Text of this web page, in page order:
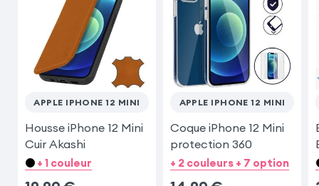
Xiaomi Redmi 15C iPhone 16
Samsung Galaxy S23
APPLE IPHONE 12 MINI
Housse iPhone 12 Mini
Cuir Akashi
+ 1 couleur
APPLE IPHONE 12 MINI
Coque iPhone 12 Mini
protection 360
+ 2 couleurs + 7 option